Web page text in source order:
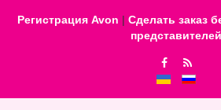
Регистрация Avon | Сделать заказ
представителей